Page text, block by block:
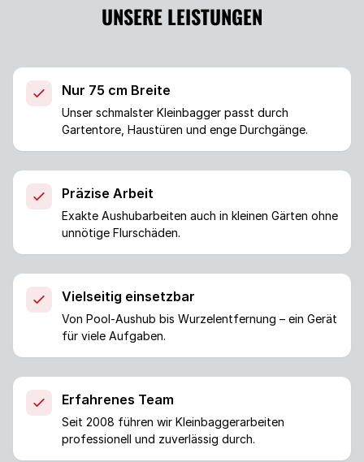
UNSERE LEISTUNGEN
Nur 75 cm Breite
Unser schmalster Kleinbagger passt durch
Gartentore, Haustüren und enge Durchgänge.
Präzise Arbeit
Exakte Aushubarbeiten auch in kleinen Gärten ohne
unnötige Flurschäden.
Vielseitig einsetzbar
Von Pool-Aushub bis Wurzelentfernung – ein Gerät
für viele Aufgaben.
Erfahrenes Team
Seit 2008 führen wir Kleinbaggerarbeiten
professionell und zuverlässig durch.